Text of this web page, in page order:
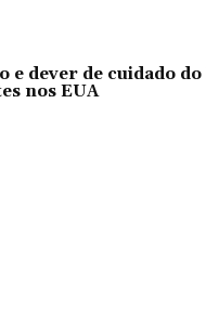
dever de cuidado
nos EUA